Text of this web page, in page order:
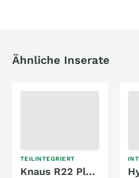
Ähnliche Inserate
TEILINTEGRIERT
Knaus R22 Platinum